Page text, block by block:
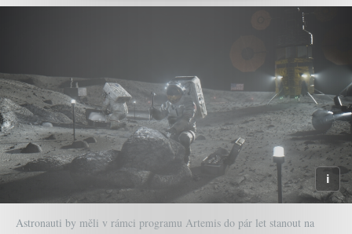
Astronauti by měli v rámci programu Artemis do pár let stanout na